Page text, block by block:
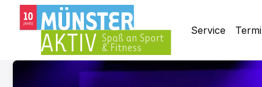
Service